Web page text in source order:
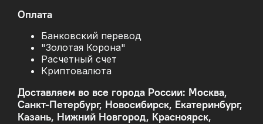
Оплата
Банковский перевод
"Золотая Корона"
Расчетный счет
Криптовалюта
Доставляем во все города России: Москва,
Санкт-Петербург, Новосибирск, Екатеринбург,
Казань, Нижний Новгород, Красноярск,